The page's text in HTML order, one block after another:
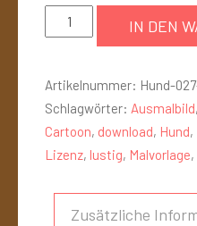
IN DEN
Artikelnummer: Hund-
Schlagwörter: Ausmalbild,
Cartoon, download, Hund,
Lizenz, lustig, Malvorlage,
Zusätzliche